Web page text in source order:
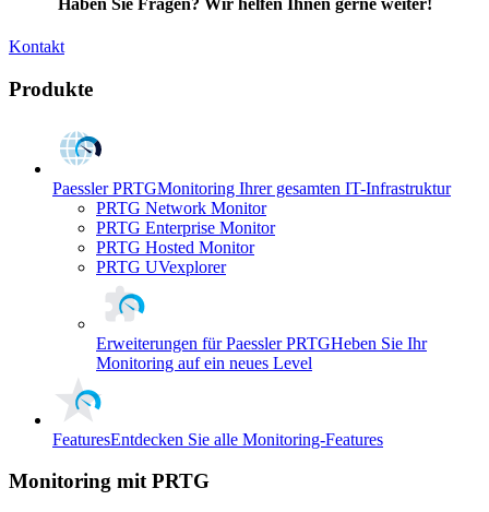
Kontakt
Produkte
Paessler PRTGMonitoring Ihrer gesamten IT-Infrastruktur
PRTG Network Monitor
PRTG Enterprise Monitor
PRTG Hosted Monitor
PRTG UVexplorer
Erweiterungen für Paessler PRTGHeben Sie Ihr
Monitoring auf ein neues Level
FeaturesEntdecken Sie alle Monitoring-Features
Monitoring mit PRTG